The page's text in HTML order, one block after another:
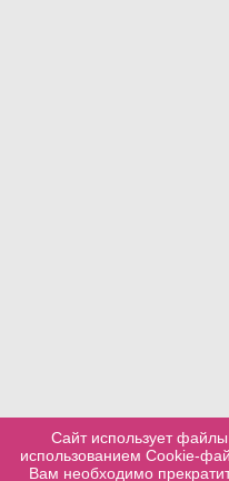
Сайт использует
использованием Cookie-
Вам необходимо